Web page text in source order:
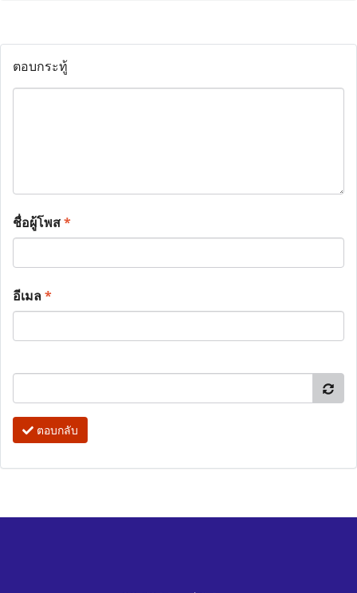
ตอบกระทู้
ชื่อผู้โพส*
อีเมล*
ตอบกลับ